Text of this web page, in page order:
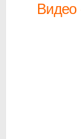
Видео